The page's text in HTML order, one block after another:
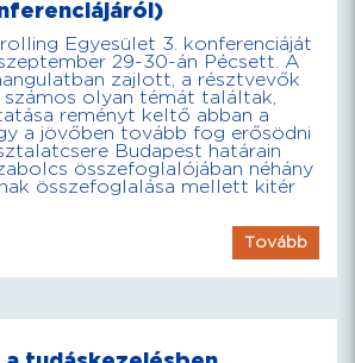
Egyesület 3. konferenciáját
29-30-án Pécsett. A
zajlott, a résztvevők
olyan témát találtak,
reményt keltő abban a
a jövőben tovább fog erősödni
Budapest határain
összefoglalójában néhány
összefoglalása mellett kitér
Tovább